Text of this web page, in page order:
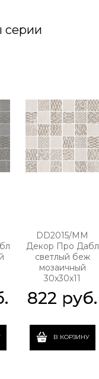
серии
DD2015/MM
Декор Про Дабл
светлый беж
мозаичный
30х30х11
822 руб.
В КОРЗИНУ